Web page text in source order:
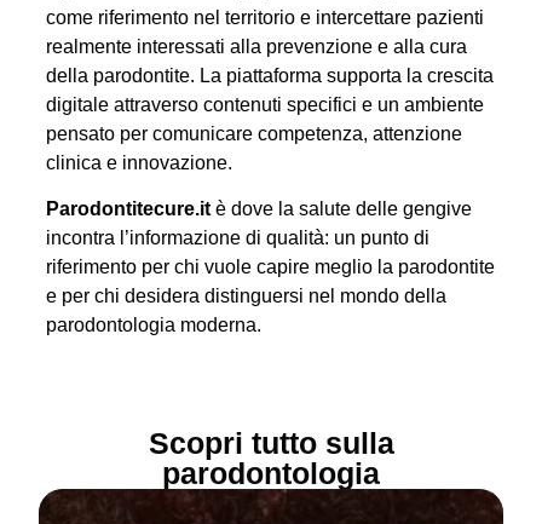
come riferimento nel territorio e intercettare pazienti
realmente interessati alla prevenzione e alla cura
della parodontite. La piattaforma supporta la crescita
digitale attraverso contenuti specifici e un ambiente
pensato per comunicare competenza, attenzione
clinica e innovazione.
Parodontitecure.it è dove la salute delle gengive
incontra l’informazione di qualità: un punto di
riferimento per chi vuole capire meglio la parodontite
e per chi desidera distinguersi nel mondo della
parodontologia moderna.
Scopri tutto sulla
parodontologia